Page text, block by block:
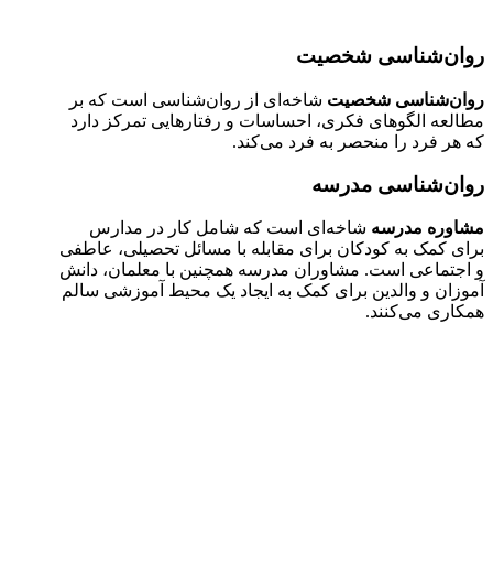
روان‌شناسی شخصیت
روان‌شناسی شخصیت شاخه‌ای از روان‌شناسی است که بر
مطالعه الگوهای فکری، احساسات و رفتارهایی تمرکز دارد
که هر فرد را منحصر به فرد می‌کند.
روان‌شناسی مدرسه
مشاوره مدرسه شاخه‌ای است که شامل کار در مدارس
برای کمک به کودکان برای مقابله با مسائل تحصیلی، عاطفی
و اجتماعی است. مشاوران مدرسه همچنین با معلمان، دانش
آموزان و والدین برای کمک به ایجاد یک محیط آموزشی سالم
همکاری می‌کنند.